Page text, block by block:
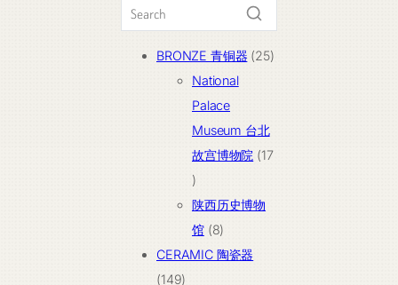
BRONZE 青铜器 2525
品
National
Palace
Museum 台北
故宫博物院 17
17
个
产
品
陕西历史博物
馆 88
个
CERAMIC 陶瓷器
149149